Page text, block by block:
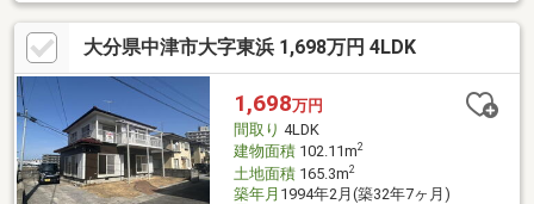
大分県中津市大字東浜 1,698万円 4LDK
1,698万円
間取り 4LDK
建物面積102.11m2
土地面積165.3m2
築年月 1994年2月(築32年7ヶ月)